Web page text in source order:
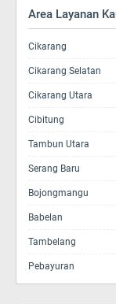
Area Layanan
Cikarang
Cikarang Selatan
Cikarang Utara
Cibitung
Tambun Utara
Serang Baru
Bojongmangu
Babelan
Tambelang
Pebayuran